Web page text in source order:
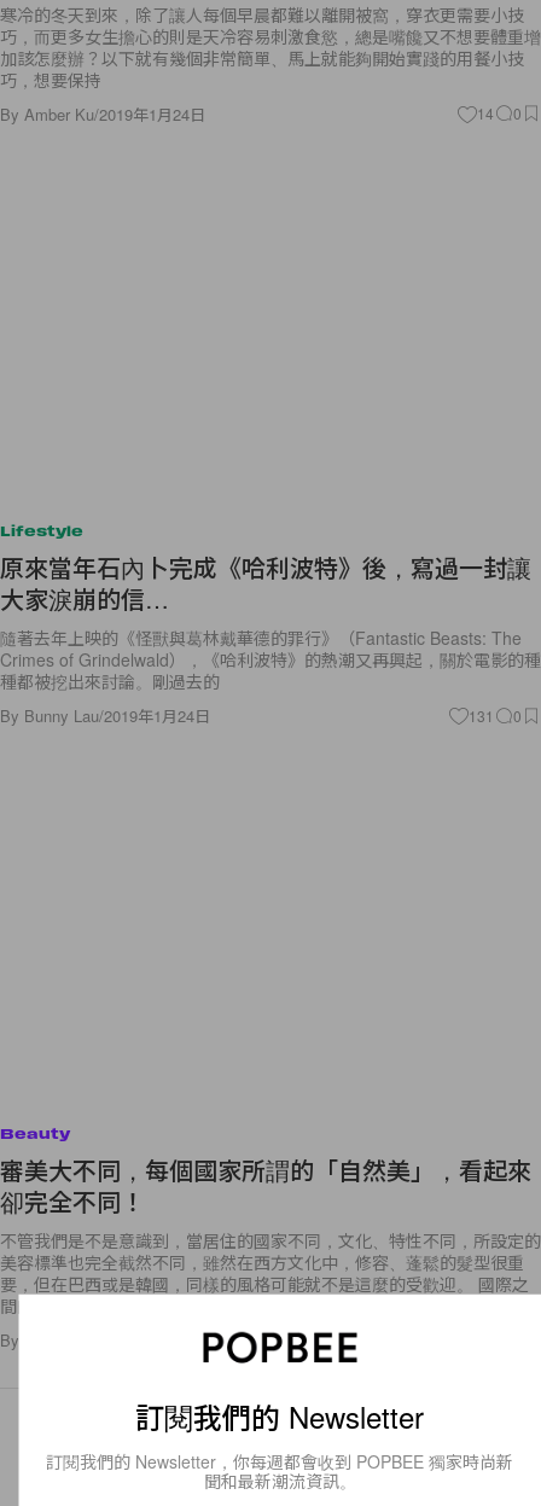
寒冷的冬天到來，除了讓人每個早晨都難以離開被窩，穿衣更需要小技
巧，而更多女生擔心的則是天冷容易刺激食慾，總是嘴饞又不想要體重增
加該怎麼辦？以下就有幾個非常簡單、馬上就能夠開始實踐的用餐小技
巧，想要保持
By Amber Ku/2019年1月24日 14 0
Lifestyle
原來當年石內卜完成《哈利波特》後，寫過一封讓
大家淚崩的信…
隨著去年上映的《怪獸與葛林戴華德的罪行》（Fantastic Beasts: The
Crimes of Grindelwald），《哈利波特》的熱潮又再興起，關於電影的種
種都被挖出來討論。剛過去的
By Bunny Lau/2019年1月24日 131 0
Beauty
審美大不同，每個國家所謂的「自然美」，看起來
卻完全不同！
不管我們是不是意識到，當居住的國家不同，文化、特性不同，所設定的
美容標準也完全截然不同，雖然在西方文化中，修容、蓬鬆的髮型很重
要，但在巴西或是韓國，同樣的風格可能就不是這麼的受歡迎。 國際之
間的
By
訂閱我們的 Newsletter
訂閱我們的 Newsletter，你每週都會收到 POPBEE 獨家時尚新
聞和最新潮流資訊。